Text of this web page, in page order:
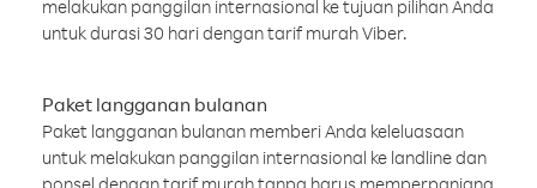
melakukan panggilan internasional ke tujuan pilihan Anda
untuk durasi 30 hari dengan tarif murah Viber.
Paket langganan bulanan
Paket langganan bulanan memberi Anda keleluasaan
untuk melakukan panggilan internasional ke landline dan